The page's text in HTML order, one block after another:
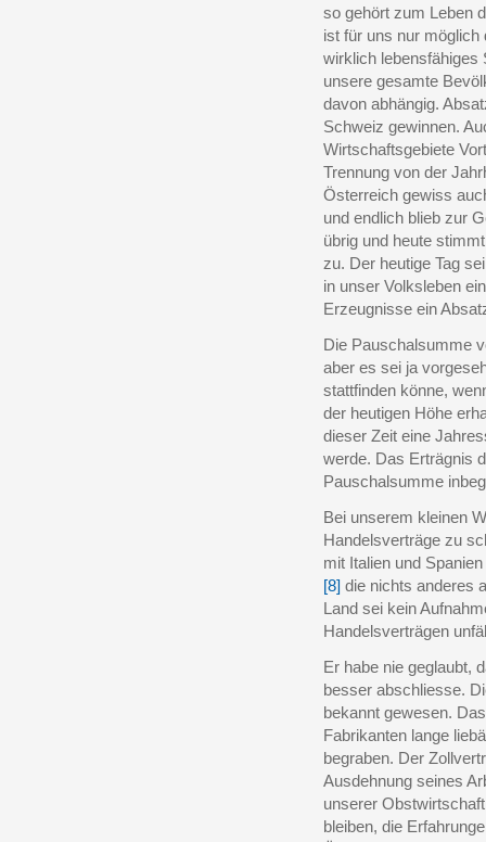
so gehört zum Leben
ist für uns nur möglich
wirklich lebensfähiges
unsere gesamte
davon abhängig.
Schweiz gewinnen.
Wirtschaftsgebiete
Trennung von der
Österreich gewiss
und endlich blieb zur
übrig und heute
zu. Der heutige Tag
in unser Volksleben
Erzeugnisse ein
Die Pauschalsumme
aber es sei ja
stattfinden könne,
der heutigen Höhe
dieser Zeit eine
werde. Das Erträgnis
Pauschalsumme
Bei unserem kleinen
Handelsverträge zu
mit Italien und
[8] die nichts anderes
Land sei kein
Handelsverträgen
Er habe nie geglaubt,
besser abschliesse.
bekannt gewesen.
Fabrikanten lange
begraben. Der
Ausdehnung seines
unserer
bleiben, die